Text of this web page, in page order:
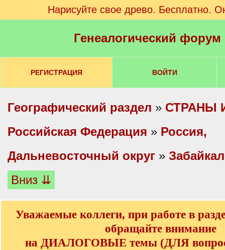
Нарисуйте свое древо. Бесплатно.
Генеалогический
РЕГИСТРАЦИЯ ВОЙТИ
Географический раздел » СТРАНЫ
Российская Федерация » Россия,
Дальневосточный округ »
Вниз ⇊
Уважаемые коллеги, при работе в
обращайте внимание
на ДИАЛОГОВЫЕ темы (ДЛЯ